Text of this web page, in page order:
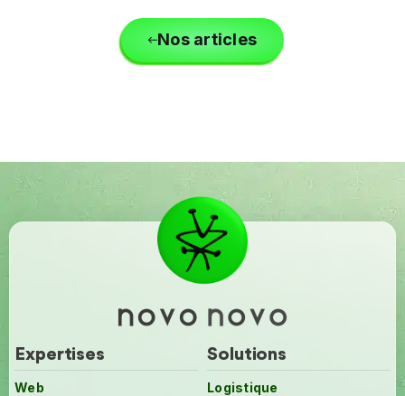
Nos articles
Expertises
Web
Solutions
Logistique